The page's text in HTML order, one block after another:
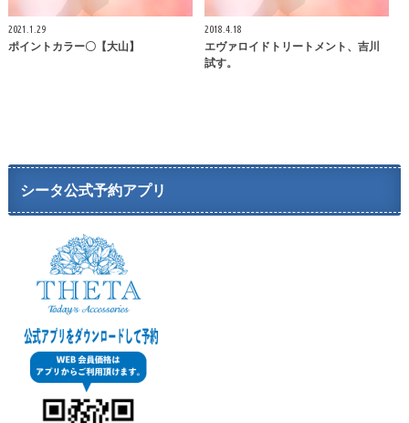
2021.1.29
ポイントカラー〇【大山】
2018.4.18
エヴァロイドトリートメント、吉川
試す。
シータ公式予約アプリ